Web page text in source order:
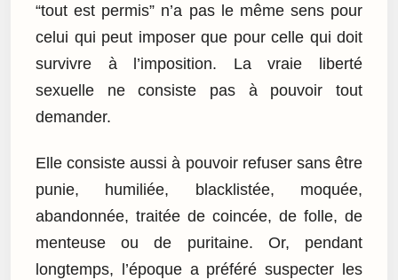
“tout est permis” n’a pas le même sens pour
celui qui peut imposer que pour celle qui doit
survivre à l’imposition. La vraie liberté
sexuelle ne consiste pas à pouvoir tout
demander.
Elle consiste aussi à pouvoir refuser sans être
punie, humiliée, blacklistée, moquée,
abandonnée, traitée de coincée, de folle, de
menteuse ou de puritaine. Or, pendant
longtemps, l’époque a préféré suspecter les